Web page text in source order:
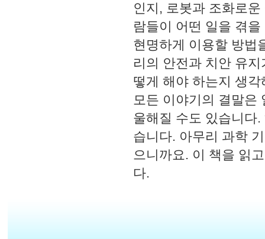
인지, 로봇과 조화로
람들이 어떤 일을 겪
현명하게 이용할 방법
리의 안전과 치안 유
떻게 해야 하는지 생각
모든 이야기의 결말은
울해질 수도 있습니다
습니다. 아무리 과학
으니까요. 이 책을 읽
다.